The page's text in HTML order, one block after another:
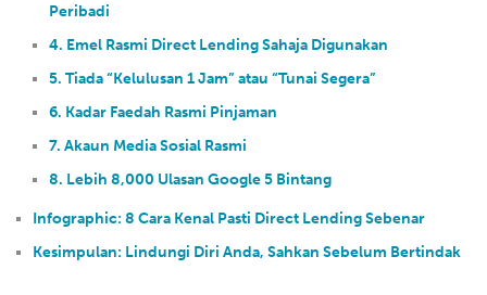
Peribadi
4. Emel Rasmi Direct Lending Sahaja Digunakan
5. Tiada “Kelulusan 1 Jam” atau “Tunai Segera”
6. Kadar Faedah Rasmi Pinjaman
7. Akaun Media Sosial Rasmi
8. Lebih 8,000 Ulasan Google 5 Bintang
Infographic: 8 Cara Kenal Pasti Direct Lending Sebenar
Kesimpulan: Lindungi Diri Anda, Sahkan Sebelum Bertindak